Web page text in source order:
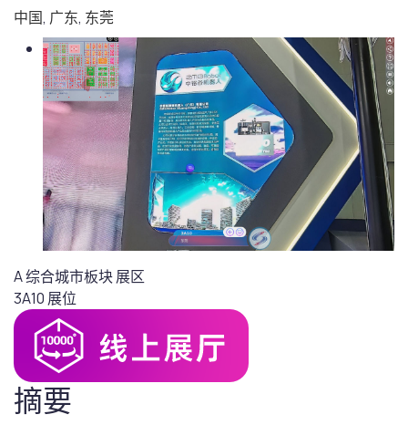
中国, 广东, 东莞
A 综合城市板块展区
3A10 展位
摘要